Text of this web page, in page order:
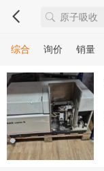
综合 询价 销量